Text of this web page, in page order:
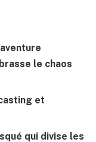
le chaos
et
qui divise les